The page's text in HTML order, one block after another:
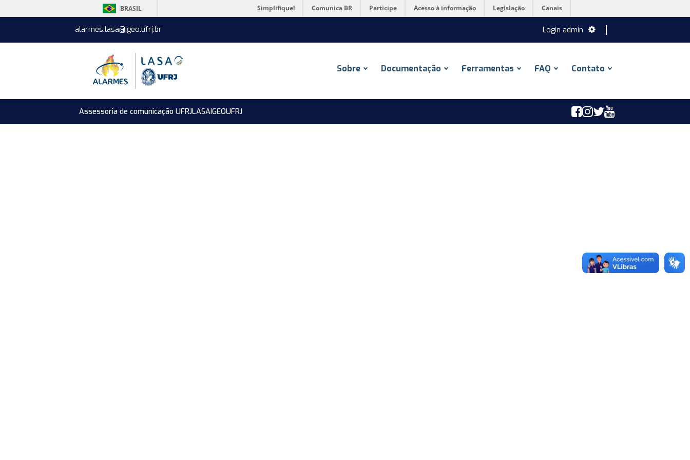
BRASIL Simplifique! Comunica BR Participe Acesso à informação Legislação Canais
alarmes.lasa@igeo.ufrj.br Login admin
Sobre Documentação Ferramentas FAQ Contato
Assessoria de comunicação UFRJLASAIGEOUFRJ